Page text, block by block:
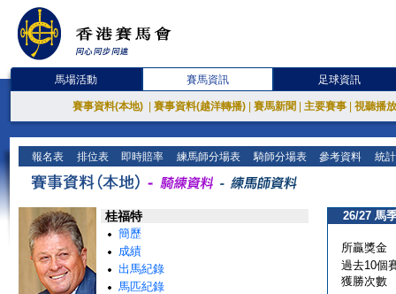
馬場活動 賽馬資訊 足球資訊
賽事資料(本地) 賽事資料(越洋轉播) 賽馬新聞 主要賽事 視聽播
報名表 排位表 即時賠率 練馬師分場表 騎師分場表 參考資料 統
桂福特
簡歷
成績
出馬紀錄
馬匹紀錄
26/27 馬
所贏獎金
過去10個
獲勝次數